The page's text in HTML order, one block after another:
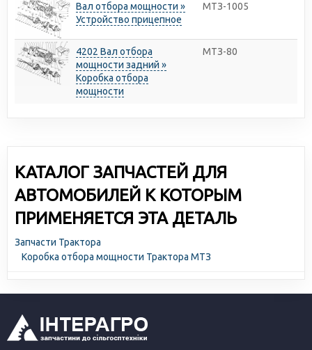
Вал отбора мощности »
Устройство прицепное
МТЗ-1005
4202 Вал отбора
мощности задний »
Коробка отбора
мощности
МТЗ-80
КАТАЛОГ ЗАПЧАСТЕЙ ДЛЯ
АВТОМОБИЛЕЙ К КОТОРЫМ
ПРИМЕНЯЕТСЯ ЭТА ДЕТАЛЬ
Запчасти Трактора
Коробка отбора мощности Трактора МТЗ